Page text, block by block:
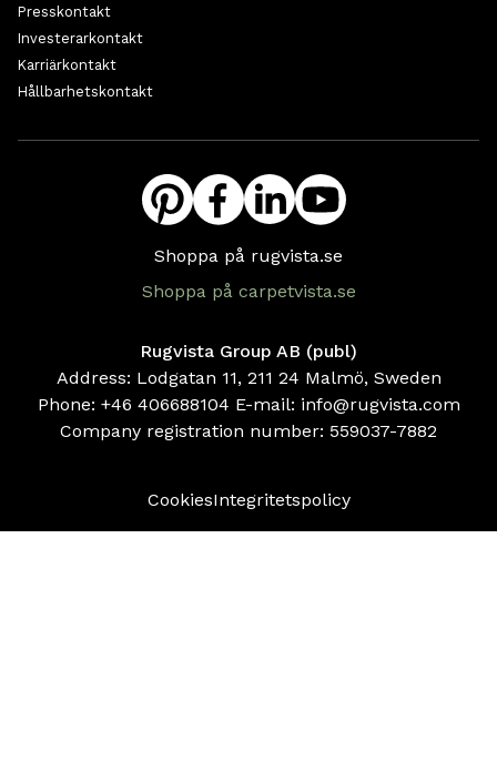
Presskontakt
Investerarkontakt
Karriärkontakt
Hållbarhetskontakt
Rugvista Group AB (publ)
Address: Lodgatan 11, 211 24 Malmö, Sweden
Phone: +46 406688104 E-mail: info@rugvista.com
Company registration number: 559037-7882
CookiesIntegritetspolicy
Shoppa på rugvista.se
Shoppa på carpetvista.se